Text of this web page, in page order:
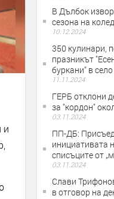
и
В Дълбок
сезона на
10.12.2024
350 кулинари,
празникът
буркани" в
11.11.2024
ГЕРБ отклони
за "кордон"
03.11.2024
ПП-ДБ:
инициативата
списъците от
03.11.2024
Слави
в отговор на